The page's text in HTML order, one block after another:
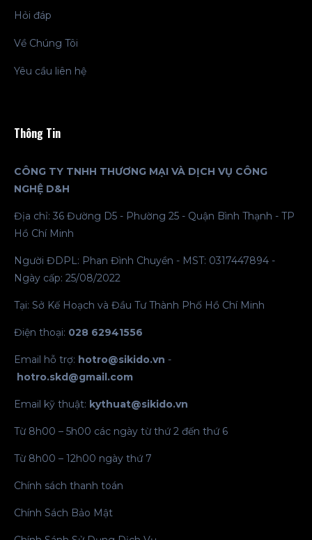
Hỏi đáp
Về Chúng Tôi
Yêu cầu liên hệ
Thông Tin
CÔNG TY TNHH THƯƠNG MẠI VÀ DỊCH VỤ CÔNG
NGHỆ D&H
Địa chỉ: 36 Đường D5 - Phường 25 - Quận Bình Thạnh - TP
Hồ Chí Minh
Người ĐDPL: Phan Đình Chuyền - MST: 0317447894 -
Ngày cấp: 25/08/2022
Tại: Sở Kế Hoạch và Đầu Tư Thành Phố Hồ Chí Minh
Điện thoại: 028 62941556
Email hỗ trợ: hotro@sikido.vn -
hotro.skd@gmail.com
Email kỹ thuật: kythuat@sikido.vn
Từ 8h00 – 5h00 các ngày từ thứ 2 đến thứ 6
Từ 8h00 – 12h00 ngày thứ 7
Chính sách thanh toán
Chính Sách Bảo Mật